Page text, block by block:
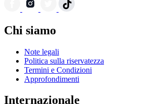
Chi siamo
Note legali
Politica sulla riservatezza
Termini e Condizioni
Approfondimenti
Internazionale